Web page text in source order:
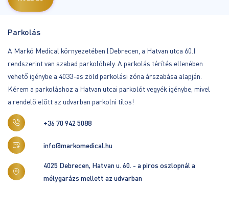
Parkolás
A Markó Medical környezetében (Debrecen, a Hatvan utca 60.)
rendszerint van szabad parkolóhely. A parkolás térítés ellenében
vehető igénybe a 4033-as zöld parkolási zóna árszabása alapján.
Kérem a parkoláshoz a Hatvan utcai parkolót vegyék igénybe, mivel
a rendelő előtt az udvarban parkolni tilos!
+36 70 942 5088
info@markomedical.hu
4025 Debrecen, Hatvan u. 60. - a piros oszlopnál a
mélygarázs mellett az udvarban